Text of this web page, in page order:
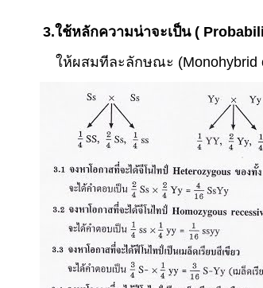
3.ใช้หลักความน่าจะเป็น (
ให้ผสมทีละลักษณะ (Monohybrid